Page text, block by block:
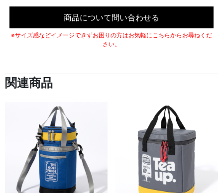
商品について問い合わせる
※サイズ感などイメージできずお困りの方はお気軽にこちらからお尋ねくだ
さい。
関連商品